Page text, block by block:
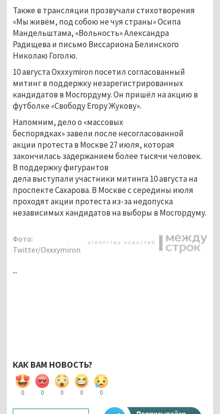
Также в трансляции прозвучали стихотворения
«Мы живём, под собою не чуя страны» Осипа
Мандельштама, «Вольность» Александра
Радищева и письмо Виссариона Белинского
Николаю Гоголю.
10 августа Oxxxymiron посетил согласованный
митинг в поддержку незарегистрированных
кандидатов в Мосгордуму. Он пришёл на акцию в
футболке «Свободу Егору Жукову».
Напомним, дело о «массовых
беспорядках» завели после несогласованной
акции протеста в Москве 27 июля, которая
закончилась задержанием более тысячи человек.
В поддержку фигурантов
дела выступали участники митинга 10 августа на
проспекте Сахарова. В Москве с середины июля
проходят акции протеста из-за недопуска
независимых кандидатов на выборы в Мосгордуму.
Фото:
Twitter/Oxxxymiron
...
КАК ВАМ НОВОСТЬ?
0 0 0 0 0